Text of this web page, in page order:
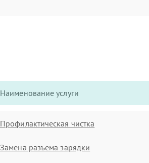
Наименование услуги
Профилактическая чистка
Замена разъема зарядки